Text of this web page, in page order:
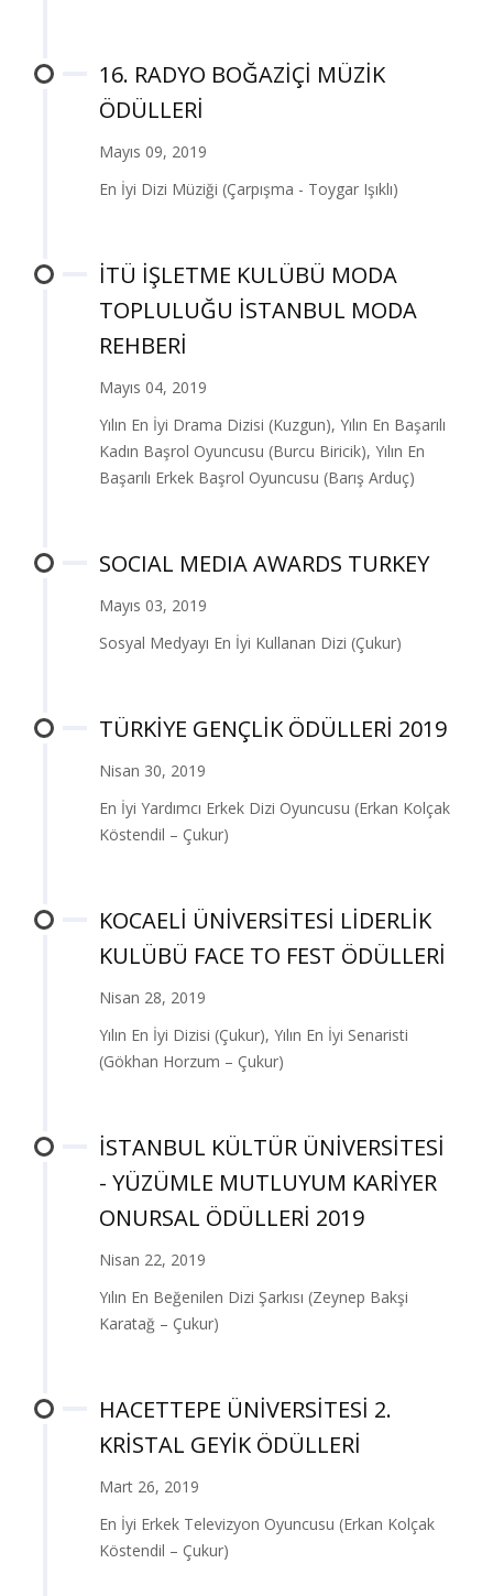
16. RADYO BOĞAZİÇİ MÜZİK
ÖDÜLLERİ
Mayıs 09, 2019
En İyi Dizi Müziği (Çarpışma - Toygar Işıklı)
İTÜ İŞLETME KULÜBÜ MODA
TOPLULUĞU İSTANBUL MODA
REHBERİ
Mayıs 04, 2019
Yılın En İyi Drama Dizisi (Kuzgun), Yılın En Başarılı
Kadın Başrol Oyuncusu (Burcu Biricik), Yılın En
Başarılı Erkek Başrol Oyuncusu (Barış Arduç)
SOCIAL MEDIA AWARDS TURKEY
Mayıs 03, 2019
Sosyal Medyayı En İyi Kullanan Dizi (Çukur)
TÜRKİYE GENÇLİK ÖDÜLLERİ 2019
Nisan 30, 2019
En İyi Yardımcı Erkek Dizi Oyuncusu (Erkan Kolçak
Köstendil – Çukur)
KOCAELİ ÜNİVERSİTESİ LİDERLİK
KULÜBÜ FACE TO FEST ÖDÜLLERİ
Nisan 28, 2019
Yılın En İyi Dizisi (Çukur), Yılın En İyi Senaristi
(Gökhan Horzum – Çukur)
İSTANBUL KÜLTÜR ÜNİVERSİTESİ
- YÜZÜMLE MUTLUYUM KARİYER
ONURSAL ÖDÜLLERİ 2019
Nisan 22, 2019
Yılın En Beğenilen Dizi Şarkısı (Zeynep Bakşi
Karatağ – Çukur)
HACETTEPE ÜNİVERSİTESİ 2.
KRİSTAL GEYİK ÖDÜLLERİ
Mart 26, 2019
En İyi Erkek Televizyon Oyuncusu (Erkan Kolçak
Köstendil – Çukur)